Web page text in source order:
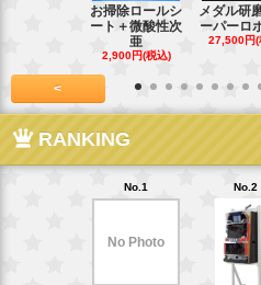
お掃除ロールシ
ート＋微酸性次
亜
2,900円(税込)
メダル研
ーパーロ
27,500円(
<
RANKING
No.1
No Photo
No.2